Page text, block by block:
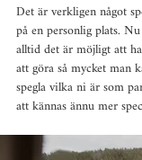
Det är verkligen något
på en personlig plats.
alltid det är möjligt att
att göra så mycket man
spegla vilka ni är som
att kännas ännu mer